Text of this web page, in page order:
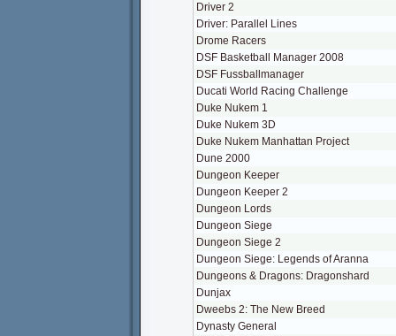
Driver 2
Driver: Parallel Lines
Drome Racers
DSF Basketball Manager 2008
DSF Fussballmanager
Ducati World Racing Challenge
Duke Nukem 1
Duke Nukem 3D
Duke Nukem Manhattan Project
Dune 2000
Dungeon Keeper
Dungeon Keeper 2
Dungeon Lords
Dungeon Siege
Dungeon Siege 2
Dungeon Siege: Legends of Aranna
Dungeons & Dragons: Dragonshard
Dunjax
Dweebs 2: The New Breed
Dynasty General